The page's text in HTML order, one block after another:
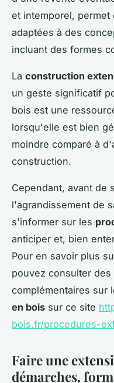
et intemporel,
adaptées à des
incluant des formes
La construction
un geste significatif
bois est une
lorsqu'elle est bien
moindre comparé à
construction.
Cependant, avant de
l'agrandissement de
s'informer sur les
anticiper et, bien
Pour en savoir plus
pouvez consulter des
complémentaires sur
en bois sur ce site
bois.fr/procedures-
Faire une
démarches,